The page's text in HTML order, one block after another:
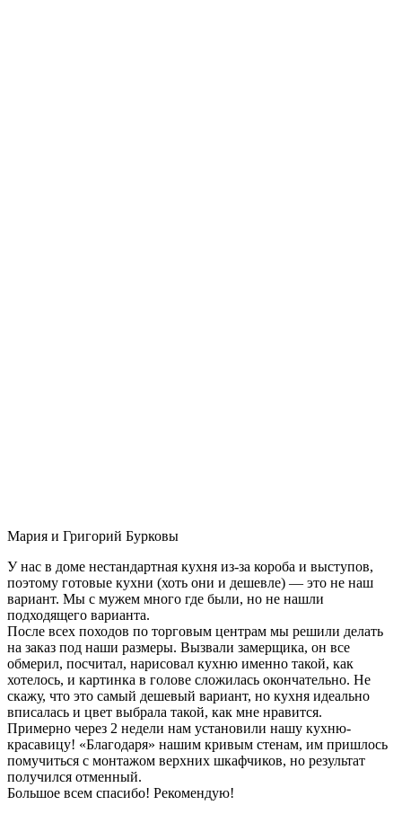
Мария и Григорий Бурковы
У нас в доме нестандартная кухня из-за короба и выступов,
поэтому готовые кухни (хоть они и дешевле) — это не наш
вариант. Мы с мужем много где были, но не нашли
подходящего варианта.
После всех походов по торговым центрам мы решили делать
на заказ под наши размеры. Вызвали замерщика, он все
обмерил, посчитал, нарисовал кухню именно такой, как
хотелось, и картинка в голове сложилась окончательно. Не
скажу, что это самый дешевый вариант, но кухня идеально
вписалась и цвет выбрала такой, как мне нравится.
Примерно через 2 недели нам установили нашу кухню-
красавицу! «Благодаря» нашим кривым стенам, им пришлось
помучиться с монтажом верхних шкафчиков, но результат
получился отменный.
Большое всем спасибо! Рекомендую!